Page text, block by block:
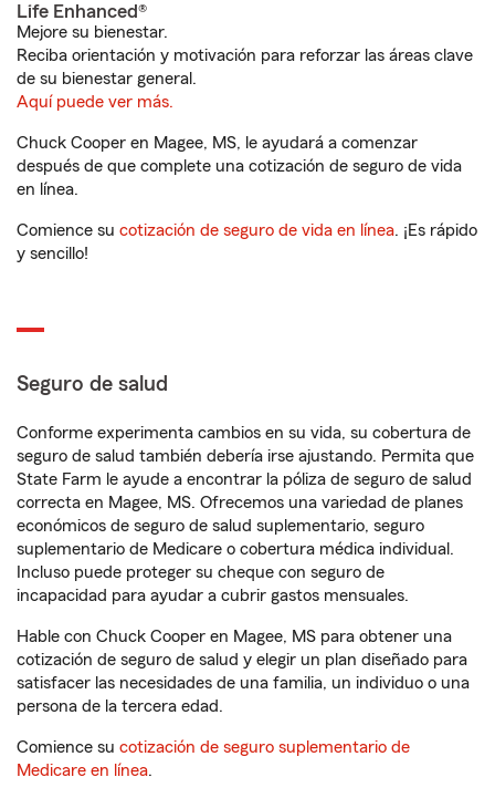
Life Enhanced®
Mejore su bienestar.
Reciba orientación y motivación para reforzar las áreas clave
de su bienestar general.
Aquí puede ver más.
Chuck Cooper en Magee, MS, le ayudará a comenzar
después de que complete una cotización de seguro de vida
en línea.
Comience su cotización de seguro de vida en línea. ¡Es rápido
y sencillo!
Seguro de salud
Conforme experimenta cambios en su vida, su cobertura de
seguro de salud también debería irse ajustando. Permita que
State Farm le ayude a encontrar la póliza de seguro de salud
correcta en Magee, MS. Ofrecemos una variedad de planes
económicos de seguro de salud suplementario, seguro
suplementario de Medicare o cobertura médica individual.
Incluso puede proteger su cheque con seguro de
incapacidad para ayudar a cubrir gastos mensuales.
Hable con Chuck Cooper en Magee, MS para obtener una
cotización de seguro de salud y elegir un plan diseñado para
satisfacer las necesidades de una familia, un individuo o una
persona de la tercera edad.
Comience su cotización de seguro suplementario de
Medicare en línea.